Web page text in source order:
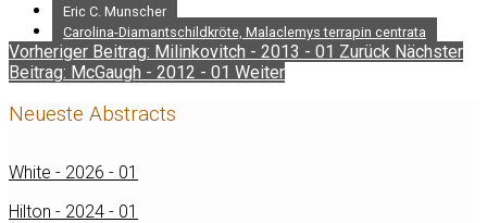
Eric C. Munscher
Carolina-Diamantschildkröte, Malaclemys terrapin centrata
Vorheriger Beitrag: Milinkovitch - 2013 - 01 Zurück Nächster
Beitrag: McGaugh - 2012 - 01 Weiter
Neueste Abstracts
White - 2026 - 01
Hilton - 2024 - 01